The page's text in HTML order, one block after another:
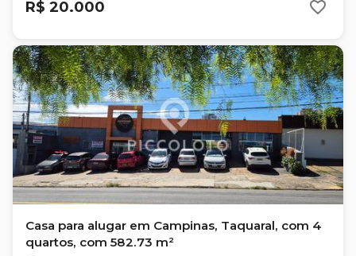
R$ 20.000
Casa para alugar em Campinas, Taquaral, com 4
quartos, com 582.73 m²